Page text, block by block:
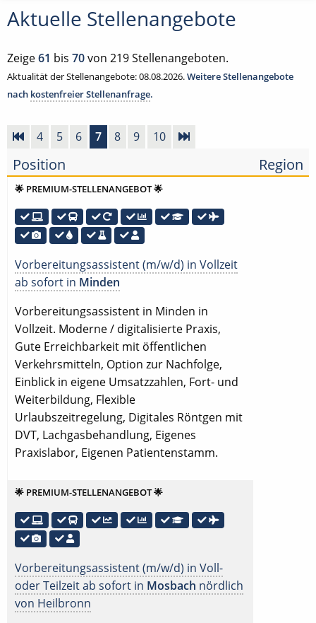
Aktuelle Stellenangebote
Zeige61 bis 70von 219 Stellenangeboten.
Aktualität der Stellenangebote: 08.08.2026.Weitere Stellenangebote
nach kostenfreier Stellenanfrage.
4 5 6 7 8 9 10
Position Region
🌟 PREMIUM-STELLENANGEBOT 🌟
Vorbereitungsassistent (m/w/d) in Vollzeit
ab sofort in Minden
Vorbereitungsassistent in Minden in
Vollzeit. Moderne / digitalisierte Praxis,
Gute Erreichbarkeit mit öffentlichen
Verkehrsmitteln, Option zur Nachfolge,
Einblick in eigene Umsatzzahlen, Fort- und
Weiterbildung, Flexible
Urlaubszeitregelung, Digitales Röntgen mit
DVT, Lachgasbehandlung, Eigenes
Praxislabor, Eigenen Patientenstamm.
🌟 PREMIUM-STELLENANGEBOT 🌟
Vorbereitungsassistent (m/w/d) in Voll-
oder Teilzeit ab sofort in Mosbach nördlich
von Heilbronn